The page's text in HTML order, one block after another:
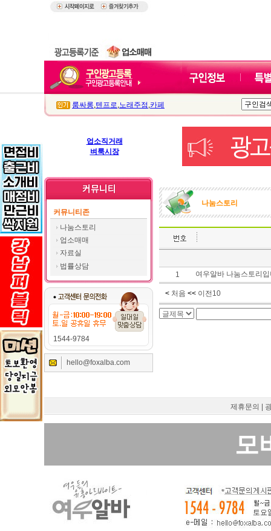
룸싸롱,텐프로,노래주점 ,카페
업소직거래
벼룩시장
커뮤니티존
나눔스토리
업소매매
자료실
법률상담
1544-9784
hello@foxalba.com
나눔스토리
1 여우알바 나눔스토리
< 처음 << 이전10
제휴문의
모